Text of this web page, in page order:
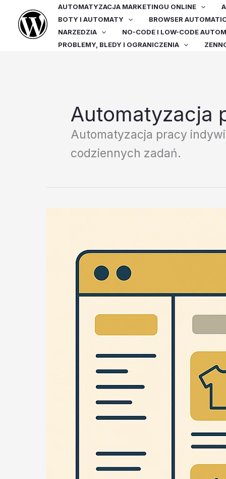
treści
AUTOMATYZACJA MARKETINGU ONLINE
BOTY I AUTOMATY
BROWSER
NARZEDZIA
NO-CODE I LOW-CODE
PROBLEMY, BLEDY I OGRANICZENIA
Automatyzacja
Automatyzacja pracy
codziennych zadań.